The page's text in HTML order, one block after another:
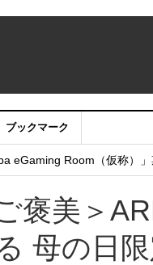
ブックマーク
：アカウントサービス移
eGaming Room（仮称）
褒美＞
母の日